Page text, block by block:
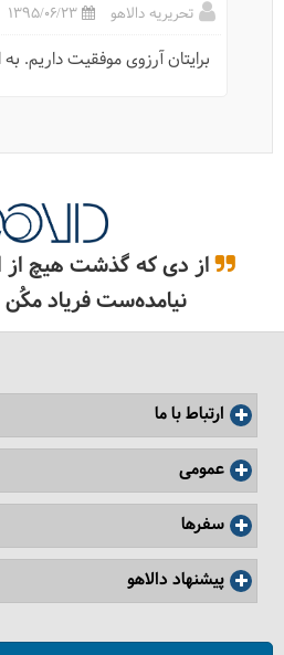
تحریریه دالاهو 1395/06/23
برایتان آرزوی موفقیت داریم. به
از دی که گذشت هیچ از
نیامده‌ست فریاد
ارتباط با ما
عمومی
سفرها
پیشنهاد دالاهو